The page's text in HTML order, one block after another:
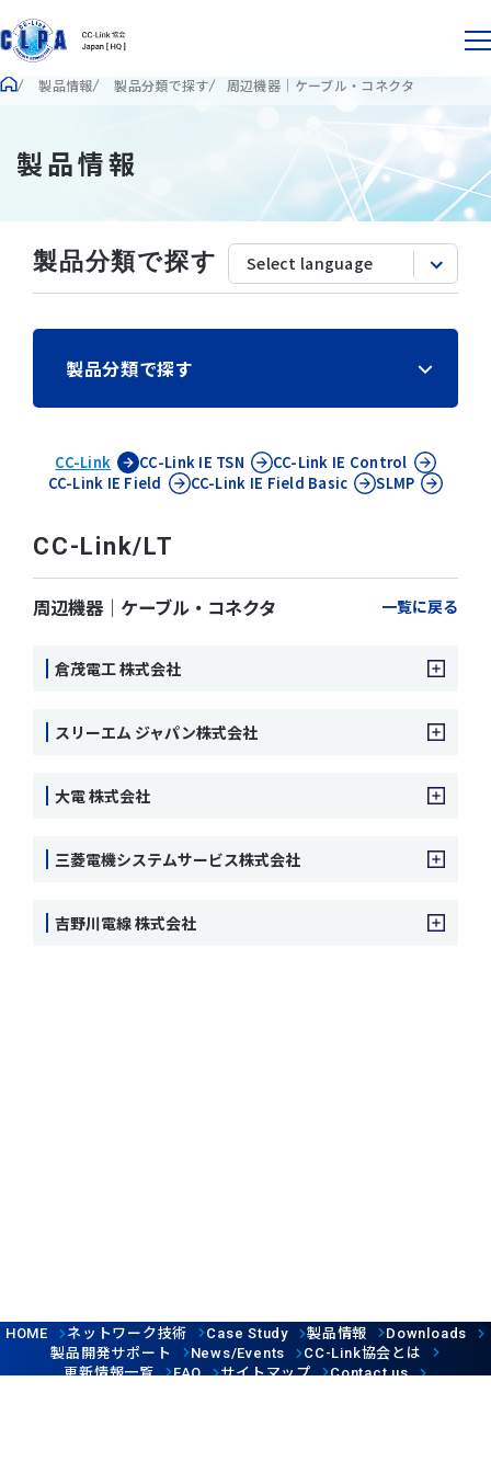
製品情報 製品分類で探す 周辺機器｜ケーブル・コネクタ
製品情報
製品分類で探す
製品分類で探す
CC-Link CC-Link IE TSN CC-Link IE Control
CC-Link IE Field CC-Link IE Field Basic SLMP
CC-Link/LT
周辺機器｜ケーブル・コネクタ 一覧に戻る
倉茂電工 株式会社
スリーエム ジャパン株式会社
大電 株式会社
三菱電機システムサービス株式会社
吉野川電線 株式会社
HOME ネットワーク技術 Case Study 製品情報 Downloads
製品開発サポート News/Events CC-Link協会とは
更新情報一覧
FAQ サイトマップ Contact us